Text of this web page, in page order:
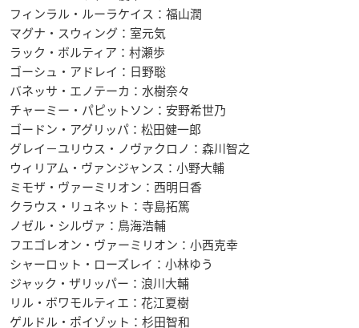
フィンラル・ルーラケイス：福山潤
マグナ・スウィング：室元気
ラック・ボルティア：村瀬歩
ゴーシュ・アドレイ：日野聡
バネッサ・エノテーカ：水樹奈々
チャーミー・パピットソン：安野希世乃
ゴードン・アグリッパ：松田健一郎
グレイ－ユリウス・ノヴァクロノ：森川智之
ウィリアム・ヴァンジャンス：小野大輔
ミモザ・ヴァーミリオン：西明日香
クラウス・リュネット：寺島拓篤
ノゼル・シルヴァ：鳥海浩輔
フエゴレオン・ヴァーミリオン：小西克幸
シャーロット・ローズレイ：小林ゆう
ジャック・ザリッパー：浪川大輔
リル・ボワモルティエ：花江夏樹
ゲルドル・ポイゾット：杉田智和